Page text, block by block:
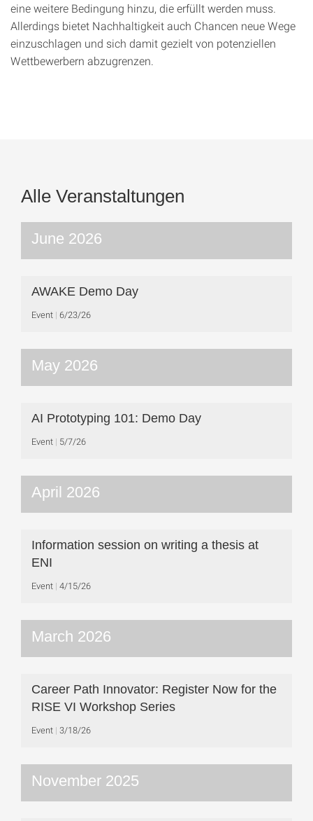
eine weitere Bedingung hinzu, die erfüllt werden muss.
Allerdings bietet Nachhaltigkeit auch Chancen neue Wege
einzuschlagen und sich damit gezielt von potenziellen
Wettbewerbern abzugrenzen.
Alle Veranstaltungen
June 2026
AWAKE Demo Day
Event 6/23/26
May 2026
AI Prototyping 101: Demo Day
Event 5/7/26
April 2026
Information session on writing a thesis at
ENI
Event 4/15/26
March 2026
Career Path Innovator: Register Now for the
RISE VI Workshop Series
Event 3/18/26
November 2025